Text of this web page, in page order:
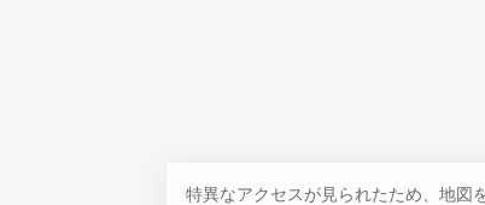
特異なアクセスが見られたため、地図